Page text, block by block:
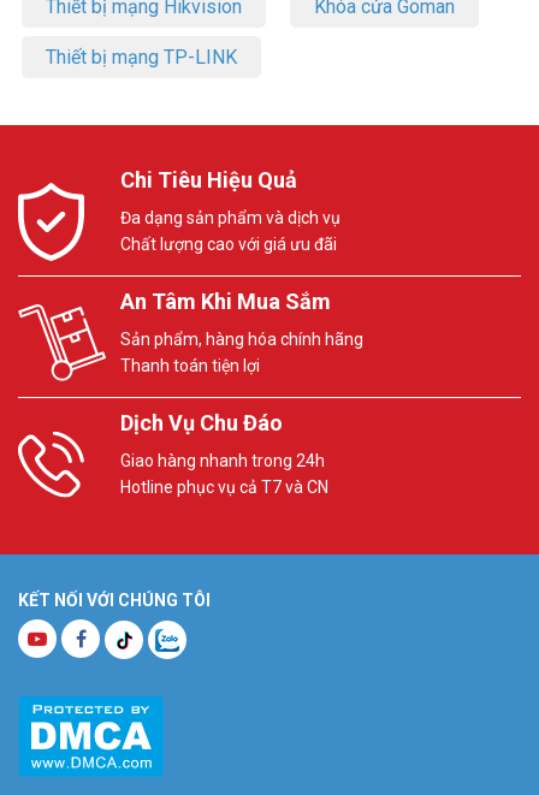
Thiết bị mạng Hikvision Khóa cửa Goman
Thiết bị mạng TP-LINK
Chi Tiêu Hiệu Quả
Đa dạng sản phẩm và dịch vụ
Chất lượng cao với giá ưu đãi
An Tâm Khi Mua Sắm
Sản phẩm, hàng hóa chính hãng
Thanh toán tiện lợi
Dịch Vụ Chu Đáo
Giao hàng nhanh trong 24h
Hotline phục vụ cả T7 và CN
KẾT NỐI VỚI CHÚNG TÔI